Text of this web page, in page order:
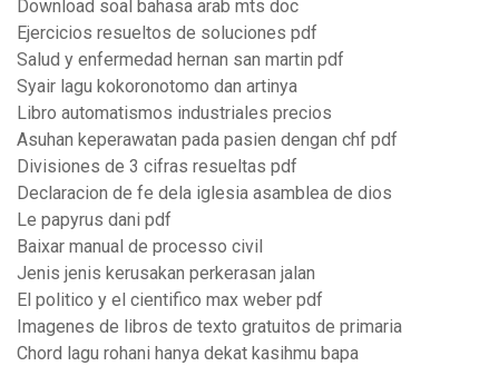
Download soal bahasa arab mts doc
Ejercicios resueltos de soluciones pdf
Salud y enfermedad hernan san martin pdf
Syair lagu kokoronotomo dan artinya
Libro automatismos industriales precios
Asuhan keperawatan pada pasien dengan chf pdf
Divisiones de 3 cifras resueltas pdf
Declaracion de fe dela iglesia asamblea de dios
Le papyrus dani pdf
Baixar manual de processo civil
Jenis jenis kerusakan perkerasan jalan
El politico y el cientifico max weber pdf
Imagenes de libros de texto gratuitos de primaria
Chord lagu rohani hanya dekat kasihmu bapa